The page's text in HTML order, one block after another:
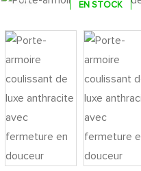
EN STOCK